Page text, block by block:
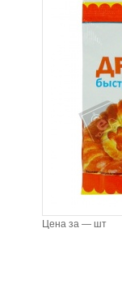
Цена за — шт